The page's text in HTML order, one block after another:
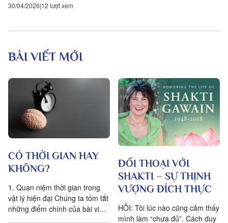
30/04/2026 12 lượt xem
BÀI VIẾT MỚI
CÓ THỜI GIAN HAY
KHÔNG?
1. Quan niệm thời gian trong
vật lý hiện đại Chúng ta tóm tắt
những điểm chính của bài viết
ĐỐI THOẠI VỚI
SHAKTI – SỰ THỊNH
VƯỢNG ĐÍCH THỰC
HỎI: Tôi lúc nào cũng cảm thấy
mình làm “chưa đủ”. Cách duy